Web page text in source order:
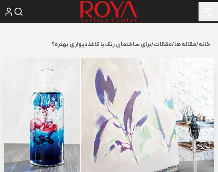
خانه/مقاله ها/مقالات/برای ساختمان رنگ یا کاغذدیواری بهتره؟